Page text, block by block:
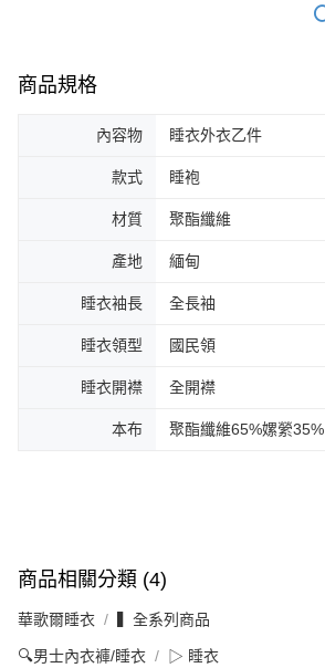
商品規格
內容物 睡衣外衣乙件
款式 睡袍
材質 聚酯纖維
產地 緬甸
睡衣袖長 全長袖
睡衣領型 國民領
睡衣開襟 全開襟
本布 聚酯纖維65%嫘縈35%
商品相關分類 (4)
華歌爾睡衣 ▍全系列商品
🔍男士內衣褲/睡衣 ▷ 睡衣